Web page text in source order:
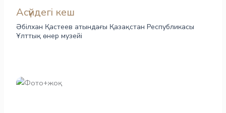
Асүйдегі кеш
Әбілхан Қастеев атындағы Қазақстан Республикасы
Ұлттық өнер музейі